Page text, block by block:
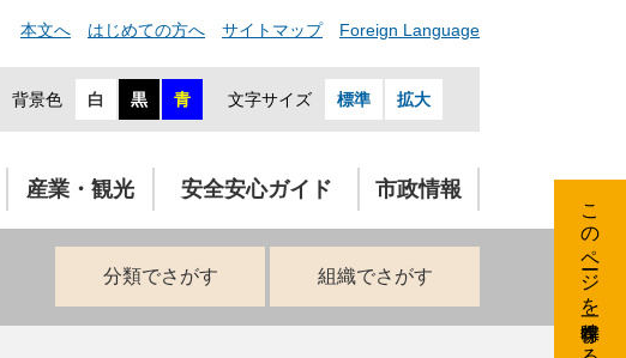
本文へ はじめての方へ サイトマップ Foreign Language
背景色 白 黒 青 文字サイズ 標準 拡大
産業・観光 安全安心ガイド 市政情報
分類でさがす 組織でさがす このページを一時保存する